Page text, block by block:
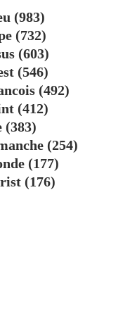
(983)
(732)
(603)
(546)
(492)
(412)
(383)
(254)
(177)
(176)